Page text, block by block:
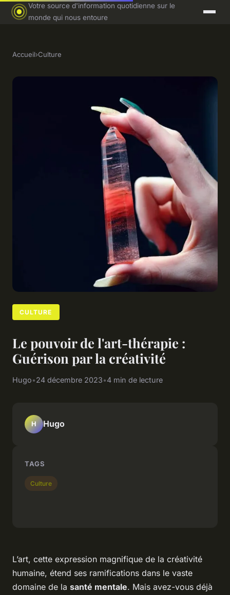
Votre source d'information quotidienne sur le
monde qui nous entoure
Accueil›Culture
CULTURE
Le pouvoir de l'art-thérapie :
Guérison par la créativité
Hugo•24 décembre 2023•4 min de lecture
L’art, cette expression magnifique de la créativité
humaine, étend ses ramifications dans le vaste
domaine de la santé mentale. Mais avez-vous déjà
H Hugo
TAGS
Culture